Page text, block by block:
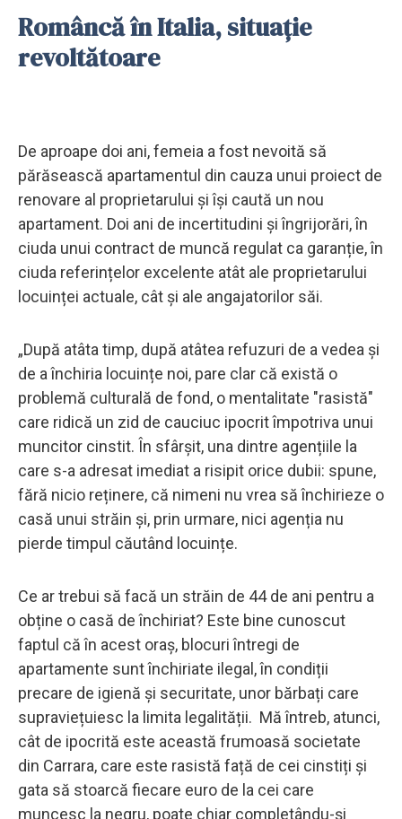
Româncă în Italia, situație
revoltătoare
De aproape doi ani, femeia a fost nevoită să
părăsească apartamentul din cauza unui proiect de
renovare al proprietarului și își caută un nou
apartament. Doi ani de incertitudini și îngrijorări, în
ciuda unui contract de muncă regulat ca garanție, în
ciuda referințelor excelente atât ale proprietarului
locuinței actuale, cât și ale angajatorilor săi.
„După atâta timp, după atâtea refuzuri de a vedea și
de a închiria locuințe noi, pare clar că există o
problemă culturală de fond, o mentalitate "rasistă"
care ridică un zid de cauciuc ipocrit împotriva unui
muncitor cinstit. În sfârșit, una dintre agențiile la
care s-a adresat imediat a risipit orice dubii: spune,
fără nicio reținere, că nimeni nu vrea să închirieze o
casă unui străin și, prin urmare, nici agenția nu
pierde timpul căutând locuințe.
Ce ar trebui să facă un străin de 44 de ani pentru a
obține o casă de închiriat? Este bine cunoscut
faptul că în acest oraș, blocuri întregi de
apartamente sunt închiriate ilegal, în condiții
precare de igienă și securitate, unor bărbați care
supraviețuiesc la limita legalității. Mă întreb, atunci,
cât de ipocrită este această frumoasă societate
din Carrara, care este rasistă față de cei cinstiți și
gata să stoarcă fiecare euro de la cei care
muncesc la negru, poate chiar completându-și